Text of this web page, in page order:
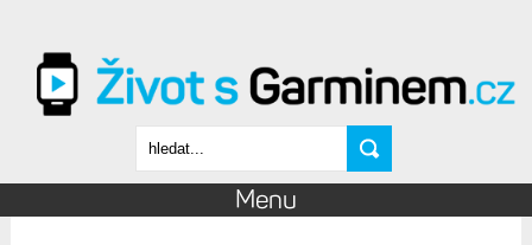
Vyhledávání
Menu